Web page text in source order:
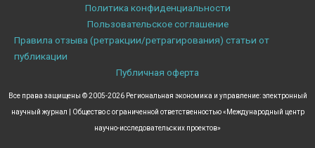
Политика конфиденциальности
Пользовательское соглашение
Правила отзыва (ретракции/ретрагирования) статьи от
публикации
Публичная оферта
Все права защищены © 2005-2026 Региональная экономика и управление: электронный
научный журнал | Общество с ограниченной ответственностью «Международный центр
научно-исследовательских проектов»